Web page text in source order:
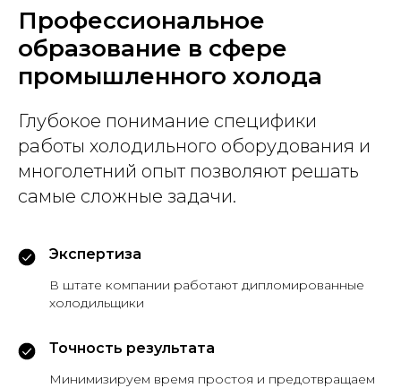
Профессиональное
образование в сфере
промышленного холода
Глубокое понимание специфики
работы холодильного оборудования и
многолетний опыт позволяют решать
самые сложные задачи.
Экспертиза
В штате компании работают дипломированные
холодильщики
Точность результата
Минимизируем время простоя и предотвращаем